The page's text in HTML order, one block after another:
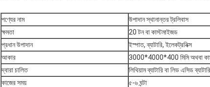
পণ্যের নাম
উপাদান স্থানান্তর ট্রলিবাস
ক্ষমতা
20 টন বা কাস্টমাইজড
প্রধান উপাদান
ইস্পাত, ব্যাটারি, ইলেকট্রনিক্স
আকার
3000*4000*400 মিমি অথবা
দ্বারা চালিত
লিথিয়াম ব্যাটারি বা লিড এসিড ব্যাটারি
কাজের সময়
৫-৬ ঘন্টা